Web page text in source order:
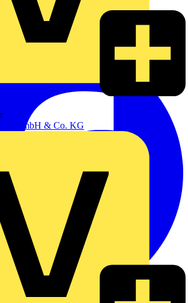
GmbH & Co. KG
Datenschutzerklärung